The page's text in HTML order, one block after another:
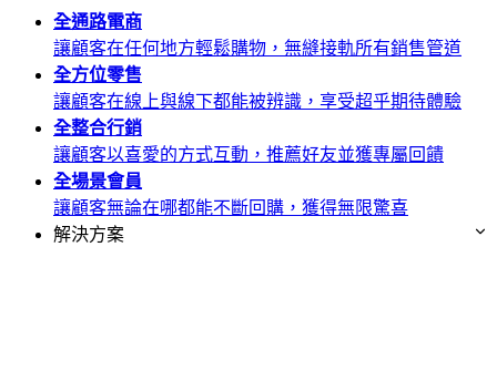
全通路電商
讓顧客在任何地方輕鬆購物，無縫接軌所有銷售管道
全方位零售
讓顧客在線上與線下都能被辨識，享受超乎期待體驗
全整合行銷
讓顧客以喜愛的方式互動，推薦好友並獲專屬回饋
全場景會員
讓顧客無論在哪都能不斷回購，獲得無限驚喜
解決方案